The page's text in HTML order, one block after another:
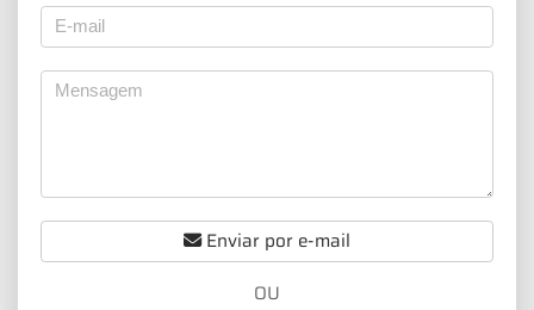
Enviar por e-mail
OU